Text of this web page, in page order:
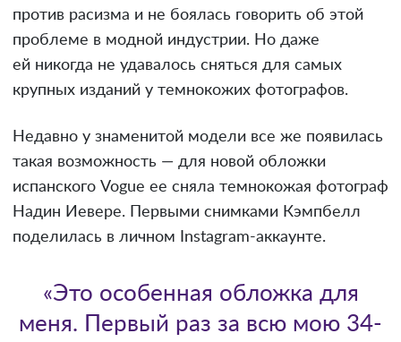
против расизма и не боялась говорить об этой
проблеме в модной индустрии. Но даже
ей никогда не удавалось сняться для самых
крупных изданий у темнокожих фотографов.
Недавно у знаменитой модели все же появилась
такая возможность — для новой обложки
испанского Vogue ее сняла темнокожая фотограф
Надин Иевере. Первыми снимками Кэмпбелл
поделилась в личном Instagram-аккаунте.
«Это особенная обложка для
меня. Первый раз за всю мою 34-